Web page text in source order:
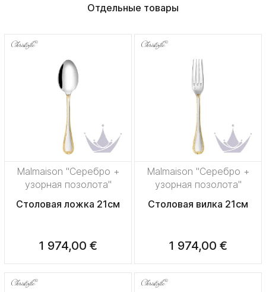
Отдельные товары
Malmaison "Серебро +
узорная позолота"
Столовая ложка 21см
1 974,00 €
Malmaison "Серебро +
узорная позолота"
Столовая вилка 21см
1 974,00 €